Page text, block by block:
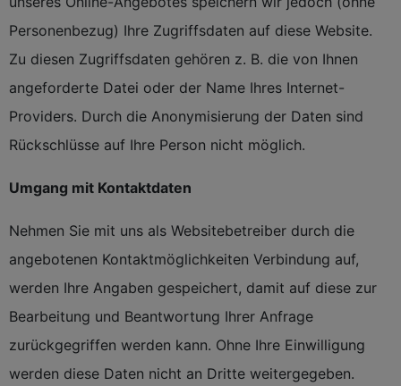
Personenbezug) Ihre Zugriffsdaten auf diese Website.
Zu diesen Zugriffsdaten gehören z. B. die von Ihnen
angeforderte Datei oder der Name Ihres Internet-
Providers. Durch die Anonymisierung der Daten sind
Rückschlüsse auf Ihre Person nicht möglich.
Umgang mit Kontaktdaten
Nehmen Sie mit uns als Websitebetreiber durch die
angebotenen Kontaktmöglichkeiten Verbindung auf,
werden Ihre Angaben gespeichert, damit auf diese zur
Bearbeitung und Beantwortung Ihrer Anfrage
zurückgegriffen werden kann. Ohne Ihre Einwilligung
werden diese Daten nicht an Dritte weitergegeben.